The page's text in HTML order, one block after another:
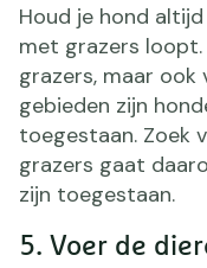
Houd je hond
met grazers
grazers, maar ook
gebieden zijn
toegestaan. Zoek
grazers gaat
zijn toegestaan.
5. Voer de